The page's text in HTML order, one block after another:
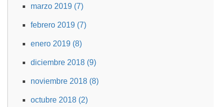
marzo 2019 (7)
febrero 2019 (7)
enero 2019 (8)
diciembre 2018 (9)
noviembre 2018 (8)
octubre 2018 (2)